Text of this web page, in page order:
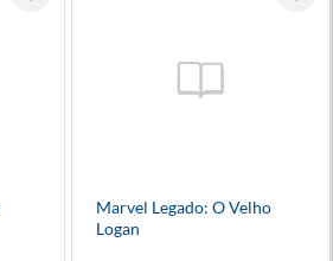
Marvel Legado: O Velho
Logan